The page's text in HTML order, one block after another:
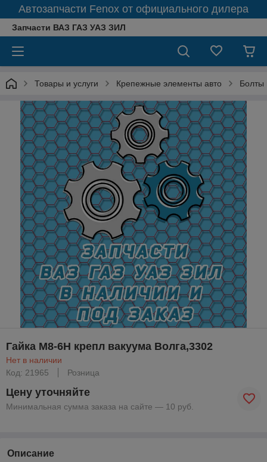
Автозапчасти Fenox от официального дилера
Запчасти ВАЗ ГАЗ УАЗ ЗИЛ
Товары и услуги Крепежные элементы авто Болты
Гайка М8-6Н крепл вакуума Волга,3302
Нет в наличии
Код: 21965
Розница
Цену уточняйте
Минимальная сумма заказа на сайте — 10 руб.
Описание